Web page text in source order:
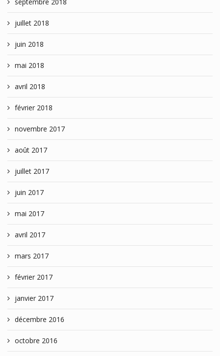
juillet 2018
juin 2018
mai 2018
avril 2018
février 2018
novembre 2017
août 2017
juillet 2017
juin 2017
mai 2017
avril 2017
mars 2017
février 2017
janvier 2017
décembre 2016
octobre 2016